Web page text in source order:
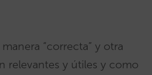
“correcta” y otra
relevantes y útiles y como